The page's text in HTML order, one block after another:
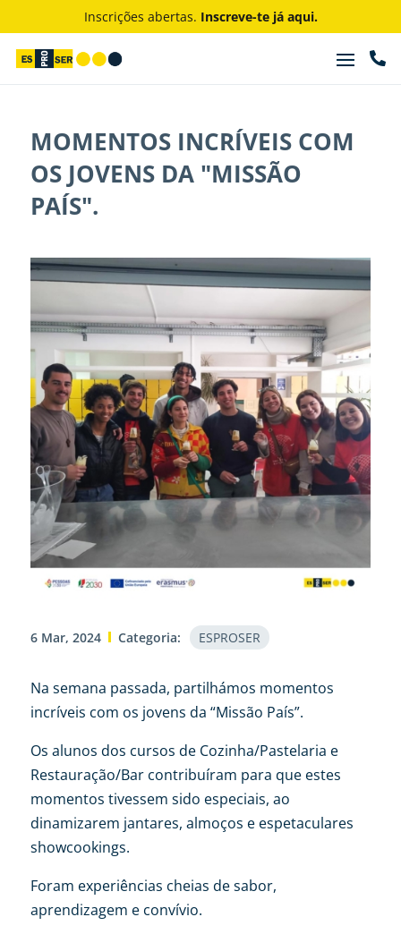
Inscrições abertas. Inscreve-te já aqui.

MOMENTOS INCRÍVEIS COM
OS JOVENS DA "MISSÃO
PAÍS".
6 Mar, 2024 Categoria: ESPROSER
Na semana passada, partilhámos momentos
incríveis com os jovens da “Missão País”.
Os alunos dos cursos de Cozinha/Pastelaria e
Restauração/Bar contribuíram para que estes
momentos tivessem sido especiais, ao
dinamizarem jantares, almoços e espetaculares
showcookings.
Foram experiências cheias de sabor,
aprendizagem e convívio.